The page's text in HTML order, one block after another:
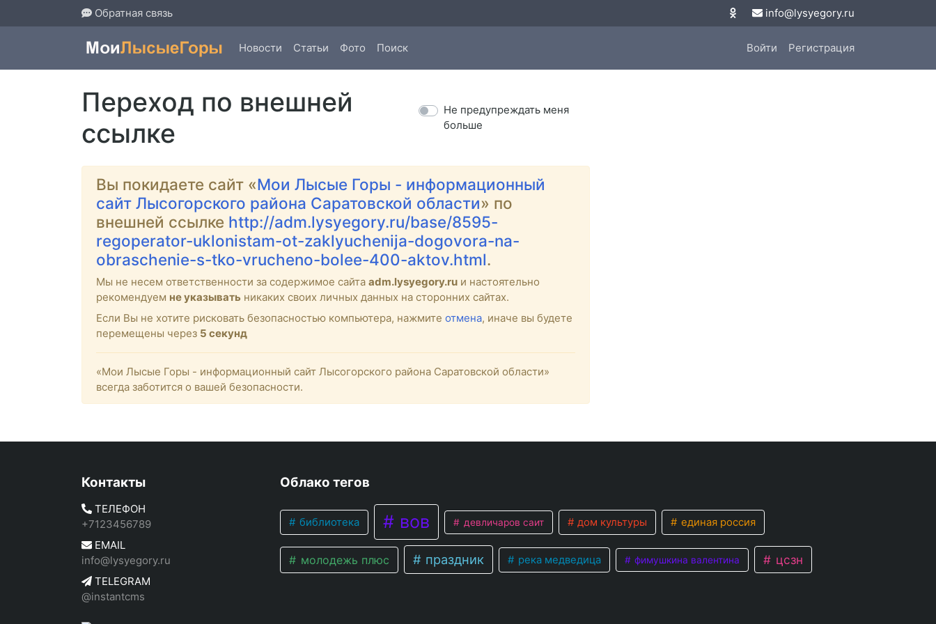
Обратная связь info@lysyegory.ru
Новости Статьи Фото Поиск Войти Регистрация
Переход по внешней
ссылке
Не предупреждать меня
больше
Вы покидаете сайт «Мои Лысые Горы - информационный
сайт Лысогорского района Саратовской области» по
внешней ссылке http://adm.lysyegory.ru/base/8595-
regoperator-uklonistam-ot-zaklyuchenija-dogovora-na-
obraschenie-s-tko-vrucheno-bolee-400-aktov.html.
Мы не несем ответственности за содержимое сайта adm.lysyegory.ru и настоятельно
рекомендуем не указывать никаких своих личных данных на сторонних сайтах.
Если Вы не хотите рисковать безопасностью компьютера, нажмите отмена, иначе вы будете
перемещены через 4 секунд
«Мои Лысые Горы - информационный сайт Лысогорского района Саратовской области»
всегда заботится о вашей безопасности.
Контакты
ТЕЛЕФОН
+7123456789
EMAIL
info@lysyegory.ru
TELEGRAM
@instantcms
Облако тегов
библиотека вов девличаров саит дом культуры единая россия
молодежь плюс праздник река медведица фимушкина валентина цсзн